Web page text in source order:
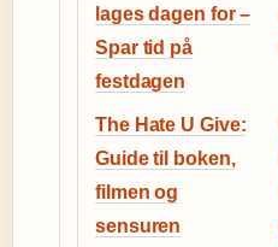
lages dagen for –
Spar tid på
festdagen
The Hate U Give:
Guide til boken,
filmen og
sensuren